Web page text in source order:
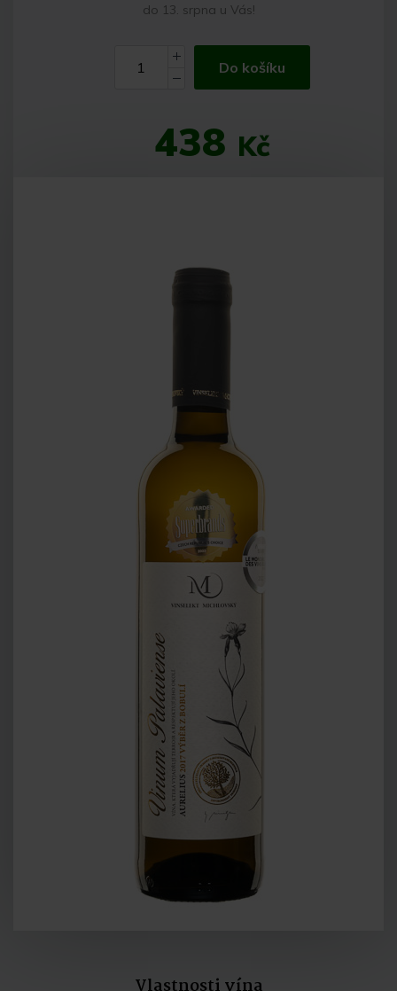
do 13. srpna u Vás!
Do košíku
438 Kč